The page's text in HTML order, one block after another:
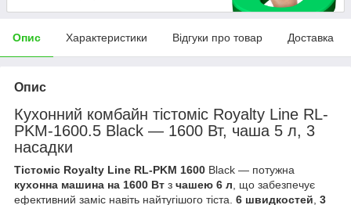
Опис Характеристики Відгуки про товар Доставка
Опис
Кухонний комбайн тістоміс Royalty Line RL-
PKM-1600.5 Black — 1600 Вт, чаша 5 л, 3
насадки
Тістоміс Royalty Line RL-PKM 1600 Black — потужна
кухонна машина на 1600 Вт з чашею 6 л, що забезпечує
ефективний заміс навіть найтугішого тіста. 6 швидкостей, 3